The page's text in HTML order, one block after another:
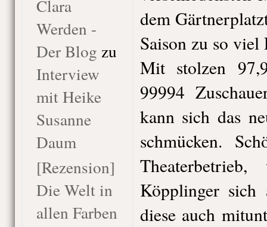
Clara
Werden -
Der Blog zu
Interview
mit Heike
Susanne
Daum
[Rezension]
Die Welt in
allen Farben
dem
Saison zu so
Mit stolzen
99994
kann sich das
schmücken.
Theaterbetrieb,
Köpplinger sich
diese auch